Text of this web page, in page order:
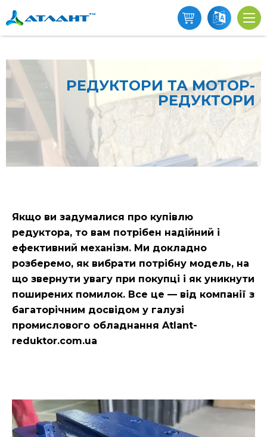
РЕДУКТОРИ ТА МОТОР-
РЕДУКТОРИ
Якщо ви задумалися про купівлю
редуктора, то вам потрібен надійний і
ефективний механізм. Ми докладно
розберемо, як вибрати потрібну модель, на
що звернути увагу при покупці і як уникнути
поширених помилок. Все це — від компанії з
багаторічним досвідом у галузі
промислового обладнання Atlant-
reduktor.com.ua